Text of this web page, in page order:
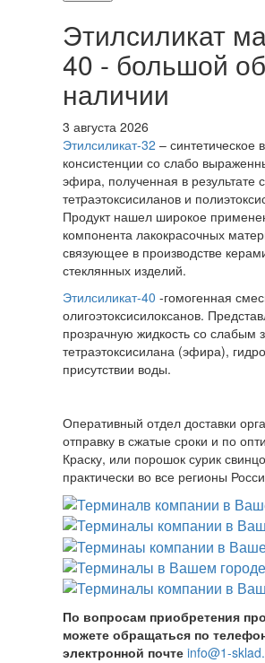
Этилсиликат
40 - большой
наличии
3 августа 2026
Этилсиликат-32 – синтетическое
консистенции со слабо
эфира, полученная в результате
тетpаэтоксисиланов и
Продукт нашел широкое
компонента лакокрасочных
связующее в производстве
стеклянных изделий.
Этилсиликат-40 -гомогенная
олигоэтоксисилоксанов.
прозрачную жидкость со слабым
тетраэтоксисилана (эфира),
присутствии воды.
Оперативный отдел доставки
отправку в сжатые сроки и по
Краску, или порошок сурик
практически во все регионы
По вопросам приобретения
можете обращаться по
электронной почте info@1-